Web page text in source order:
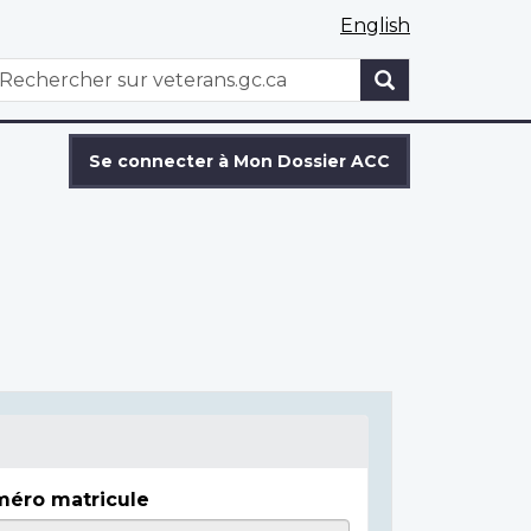
English
WxT
Se connecter à Mon Dossier ACC
matricule